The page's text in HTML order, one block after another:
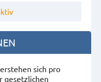
sich pro
gesetzlichen